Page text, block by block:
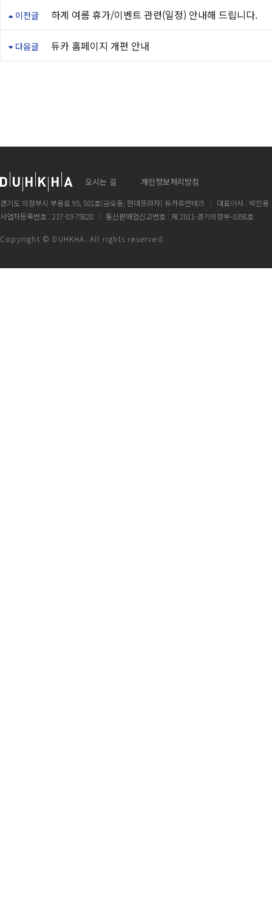
이전글 하계 여름 휴가/이벤트 관련(일정) 안내해 드립니다.
다음글 듀카 홈페이지 개편 안내
오시는 길 개인정보처리방침
경기도 의정부시 부용로 95, 501호(금오동, 현대프라자) 듀카휴먼테크
대표이사 : 박진용
사업자등록번호 : 217-03-75828
통신판매업신고번호 : 제 2011-경기의정부-0358호
Copyright © DUHKHA. All rights reserved.